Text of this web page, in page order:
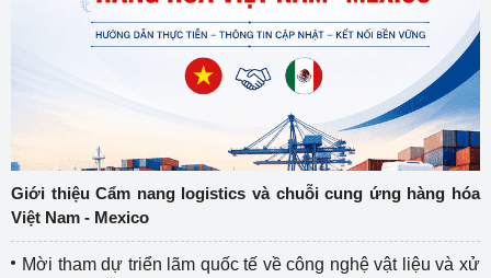
Giới thiệu Cẩm nang logistics và chuỗi cung ứng hàng hóa
Việt Nam - Mexico
Mời tham dự triển lãm quốc tế về công nghệ vật liệu và xử